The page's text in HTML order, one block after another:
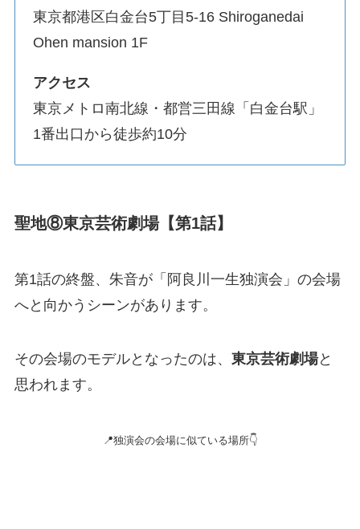
東京都港区白金台5丁目5-16 Shiroganedai
Ohen mansion 1F
アクセス
東京メトロ南北線・都営三田線「白金台駅」
1番出口から徒歩約10分
聖地⑧東京芸術劇場【第1話】
第1話の終盤、朱音が「阿良川一生独演会」の会場
へと向かうシーンがあります。
その会場のモデルとなったのは、 東京芸術劇場と
思われます。
📍独演会の会場に似ている場所👇